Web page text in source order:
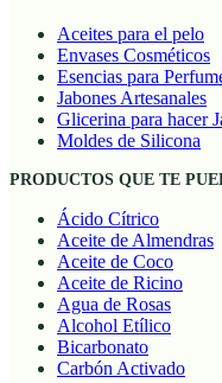
Aceites para el pelo
Envases Cosméticos
Esencias para
Jabones Artesanales
Glicerina para hacer
Moldes de Silicona
PRODUCTOS QUE TE
Ácido Cítrico
Aceite de Almendras
Aceite de Coco
Aceite de Ricino
Agua de Rosas
Alcohol Etílico
Bicarbonato
Carbón Activado